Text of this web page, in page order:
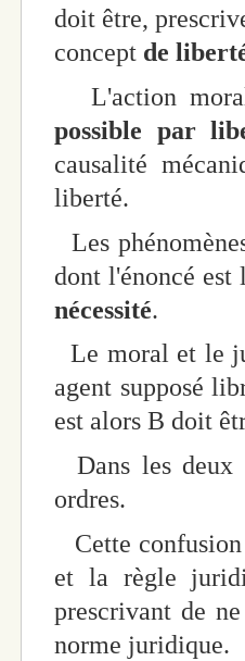
doit être,
concept de
L'action
possible par
causalité
liberté.
Les
dont l'énoncé
nécessité.
Le moral et le
agent supposé
est alors B doit
Dans les deux
ordres.
Cette confusion
et la règle
prescrivant de
norme juridique.